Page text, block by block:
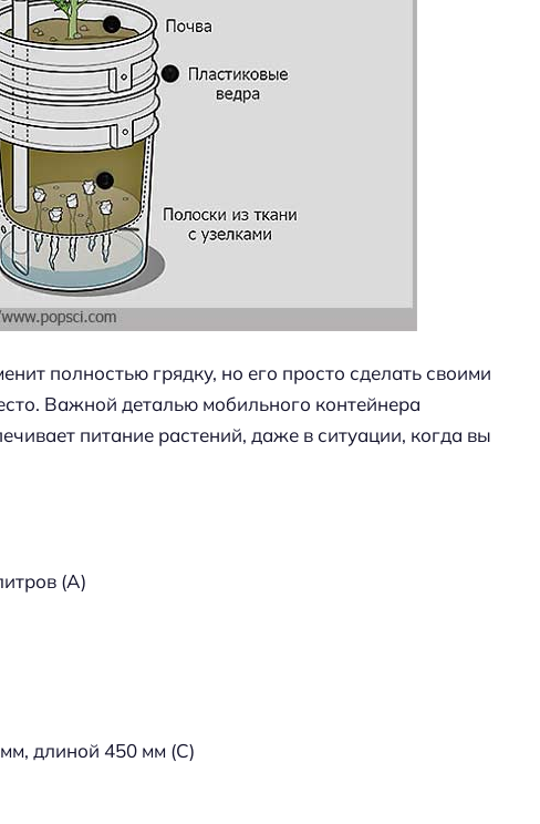
полностью грядку, но его просто сделать своими
Важной деталью мобильного контейнера
питание растений, даже в ситуации, когда вы
(А)
длиной 450 мм (С)